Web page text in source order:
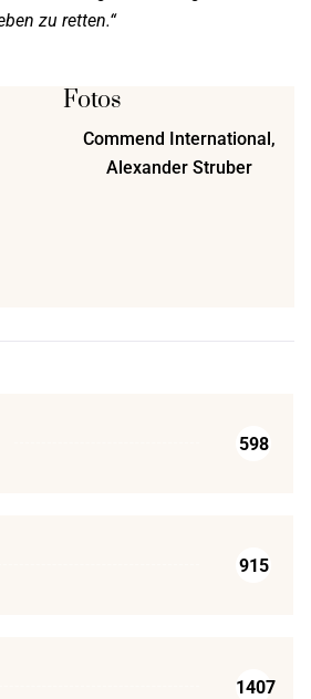
zu retten.“
Fotos
Commend International,
Alexander Struber
598
915
1407